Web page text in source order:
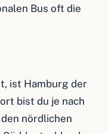
Bus oft die
ist Hamburg der
bist du je nach
nördlichen